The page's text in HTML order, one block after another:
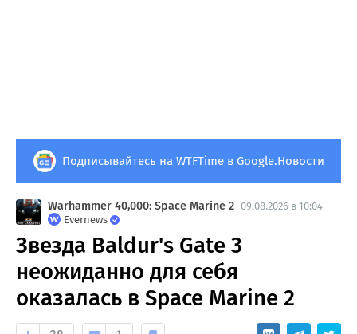
Подписывайтесь на WTFTime в Google.Новости
Warhammer 40,000: Space Marine 2 09.08.2026 в 10:04
Evernews
Звезда Baldur's Gate 3
неожиданно для себя
оказалась в Space Marine 2